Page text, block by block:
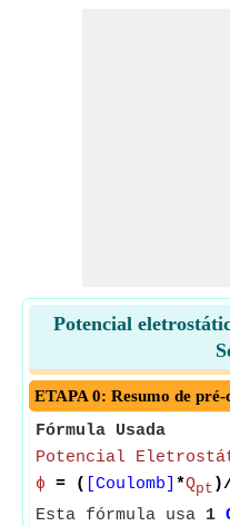
Potencial
ETAPA 0: Resumo de pré-
Fórmula Usada
Potencial
ϕ = ( [Coulomb] *Qpt
Esta fórmula usa 1